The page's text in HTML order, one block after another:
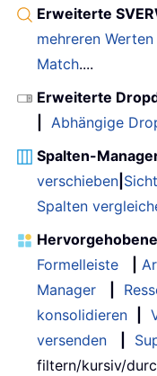
Erweiterte
mehreren Werten
Match....
Erweiterte
Abhängige
Spalten-
verschieben
Spalten
Formelleiste
Manager
konsolidieren
versenden
filtern/kursiv/